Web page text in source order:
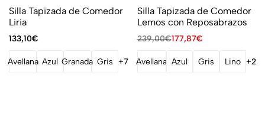
Silla Tapizada de Comedor
Liria
133,10€
Avellana Azul Granada Gris +7
Silla Tapizada de Comedor
Lemos con Reposabrazos
239,00€177,87€
Avellana Azul Gris Lino +2